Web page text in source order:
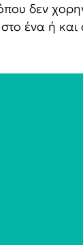
δεν
ένα ή και